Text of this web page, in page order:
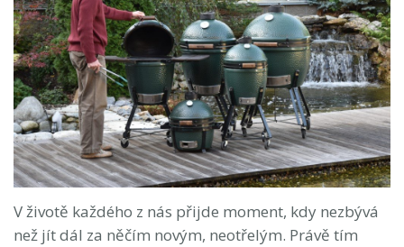
V životě každého z nás přijde moment, kdy nezbývá
než jít dál za něčím novým, neotřelým. Právě tím